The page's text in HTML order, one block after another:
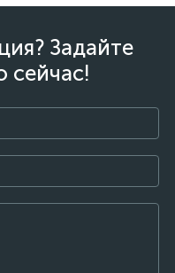
Задайте
сейчас!